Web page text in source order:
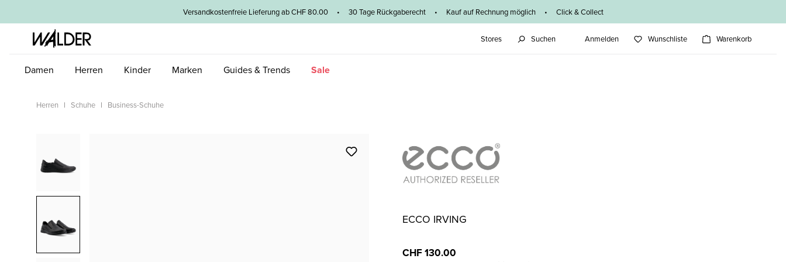
Versandkostenfreie Lieferung ab CHF 80.00 • 30 Tage Rückgaberecht • Kauf auf Rechnung möglich • Click & Collect
Stores Suchen Anmelden Wunschliste Warenkorb
Damen Herren Kinder Marken Guides & Trends Sale
Herren Schuhe Business-Schuhe
ECCO IRVING
CHF 130.00